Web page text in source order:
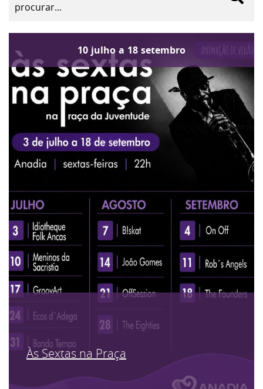
10 julho a 18 setembro
Às Sextas na Praça